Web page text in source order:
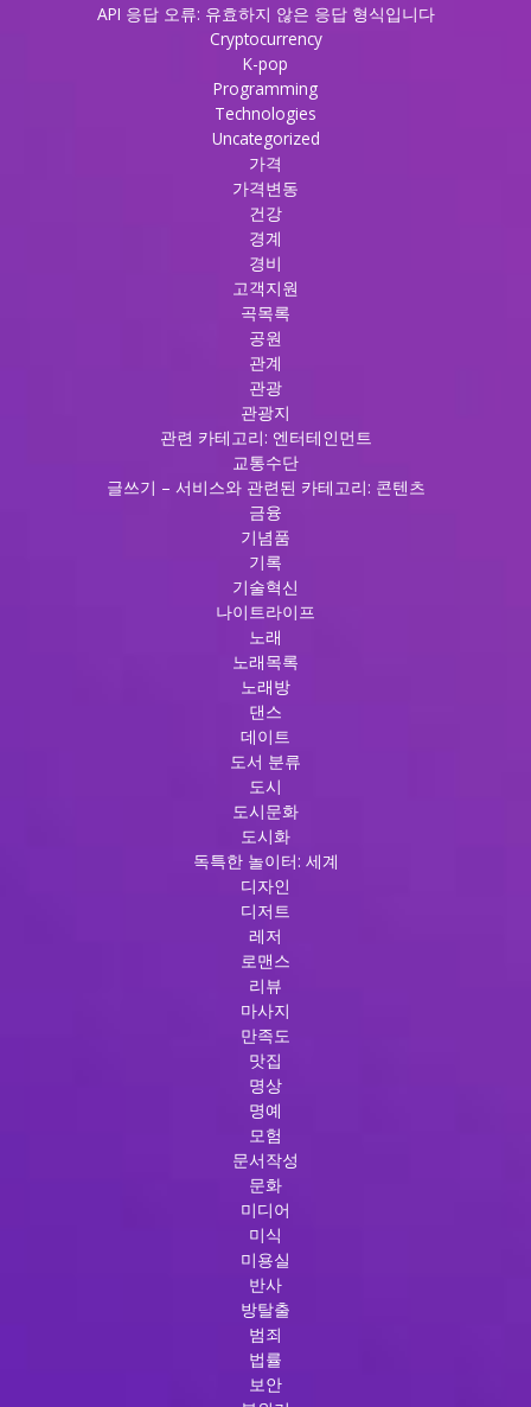
API 응답 오류: 유효하지 않은 응답 형식입니다
Cryptocurrency
K-pop
Programming
Technologies
Uncategorized
가격
가격변동
건강
경계
경비
고객지원
곡목록
공원
관계
관광
관광지
관련 카테고리: 엔터테인먼트
교통수단
글쓰기 – 서비스와 관련된 카테고리: 콘텐츠
금융
기념품
기록
기술혁신
나이트라이프
노래
노래목록
노래방
댄스
데이트
도서 분류
도시
도시문화
도시화
독특한 놀이터: 세계
디자인
디저트
레저
로맨스
리뷰
마사지
만족도
맛집
명상
명예
모험
문서작성
문화
미디어
미식
미용실
반사
방탈출
범죄
법률
보안